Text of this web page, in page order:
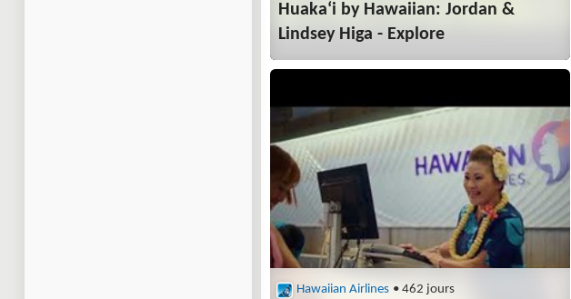
Huakaʻi by Hawaiian: Jordan &
Lindsey Higa - Explore
Hawaiian Airlines • 462 jours